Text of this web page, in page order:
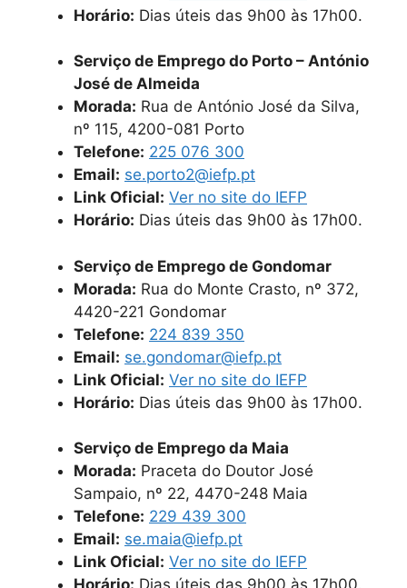
Horário: Dias úteis das 9h00 às 17h00.
Serviço de Emprego do Porto – António
José de Almeida
Morada: Rua de António José da Silva,
nº 115, 4200-081 Porto
Telefone: 225 076 300
Email: se.porto2@iefp.pt
Link Oficial: Ver no site do IEFP
Horário: Dias úteis das 9h00 às 17h00.
Serviço de Emprego de Gondomar
Morada: Rua do Monte Crasto, nº 372,
4420-221 Gondomar
Telefone: 224 839 350
Email: se.gondomar@iefp.pt
Link Oficial: Ver no site do IEFP
Horário: Dias úteis das 9h00 às 17h00.
Serviço de Emprego da Maia
Morada: Praceta do Doutor José
Sampaio, nº 22, 4470-248 Maia
Telefone: 229 439 300
Email: se.maia@iefp.pt
Link Oficial: Ver no site do IEFP
Horário: Dias úteis das 9h00 às 17h00.